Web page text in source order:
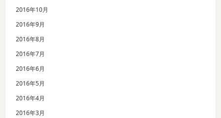
2016年10月
2016年9月
2016年8月
2016年7月
2016年6月
2016年5月
2016年4月
2016年3月